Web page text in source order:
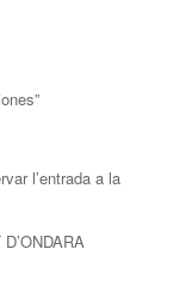
l’entrada a la